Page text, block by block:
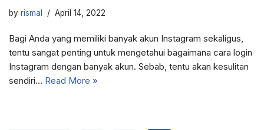
by rismal April 14, 2022
Bagi Anda yang memiliki banyak akun Instagram sekaligus,
tentu sangat penting untuk mengetahui bagaimana cara login
Instagram dengan banyak akun. Sebab, tentu akan kesulitan
sendiri… Read More »